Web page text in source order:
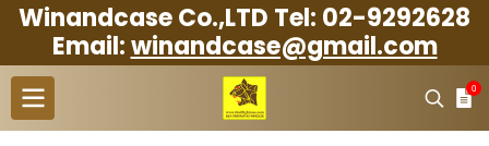
Winandcase Co.,LTD Tel: 02-9292628
Email:winandcase@gmail.com
0